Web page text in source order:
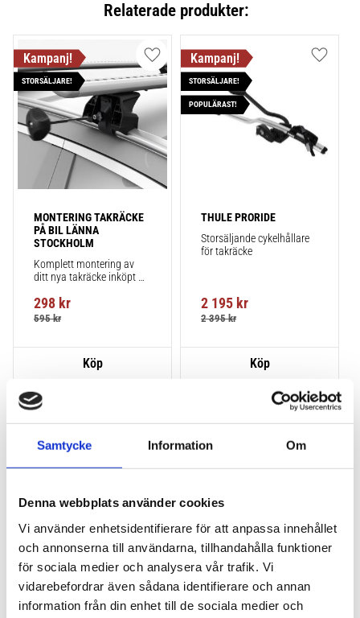
Samtycke Information Om
Denna webbplats använder cookies
Vi använder enhetsidentifierare för att anpassa innehållet
och annonserna till användarna, tillhandahålla funktioner
för sociala medier och analysera vår trafik. Vi
vidarebefordrar även sådana identifierare och annan
information från din enhet till de sociala medier och
Relaterade produkter:
MONTERING TAKRÄCKE
PÅ BIL LÄNNA
STOCKHOLM
Komplett montering av
ditt nya takräcke inköpt
montering på din bil.
298 kr
595kr
STORSÄLJARE!
Lägg till i favoriter
THULE PRORIDE
Storsäljande cykelhållare
för takräcke
2 195 kr
2 395kr
STORSÄLJARE!
POPULÄRAST!
Lägg
THULE PRORIDE BLACK
Storsäljande
takcykelhållare
THULE DOCKGLIDE
Horisontell kajakhållare